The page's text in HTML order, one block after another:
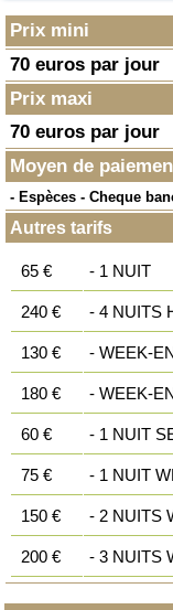
Prix mini
70 euros par jour
Prix maxi
70 euros par jour
Moyen de
- Espèces - Cheque
Autres tarifs
65 € - 1 NUIT
240 € - 4 NUITS
130 € - WEEK-
180 € - WEEK-
60 € - 1 NUIT
75 € - 1 NUIT
150 € - 2 NUITS
200 € - 3 NUITS